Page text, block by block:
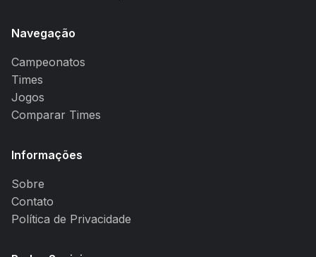
Navegação
Campeonatos
Times
Jogos
Comparar Times
Informações
Sobre
Contato
Política de Privacidade